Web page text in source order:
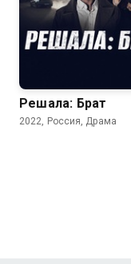
Решала: Брат
2022, Россия, Драма